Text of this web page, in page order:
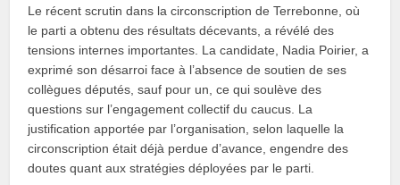
Le récent scrutin dans la circonscription de Terrebonne, où
le parti a obtenu des résultats décevants, a révélé des
tensions internes importantes. La candidate, Nadia Poirier, a
exprimé son désarroi face à l’absence de soutien de ses
collègues députés, sauf pour un, ce qui soulève des
questions sur l’engagement collectif du caucus. La
justification apportée par l’organisation, selon laquelle la
circonscription était déjà perdue d’avance, engendre des
doutes quant aux stratégies déployées par le parti.